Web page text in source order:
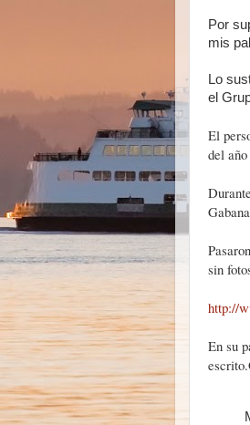
Por
mis
Lo
el
El
del
sin
http://
En su